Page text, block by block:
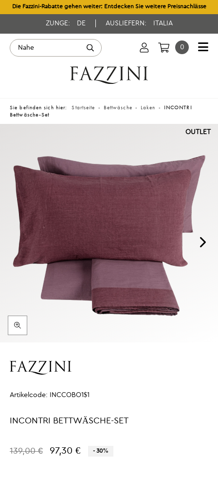
Die Fazzini-Rabatte gehen weiter: Entdecken Sie weitere Preisnachlässe
ZUNGE: DE AUSLIEFERN: ITALIA
0
Sie befinden sich hier: Startseite Bettwäsche Laken
INCONTRI
Bettwäsche-Set
OUTLET
Artikelcode: INCCOBO1$1
INCONTRI BETTWÄSCHE-SET
139,00 € 97,30 € - 30%